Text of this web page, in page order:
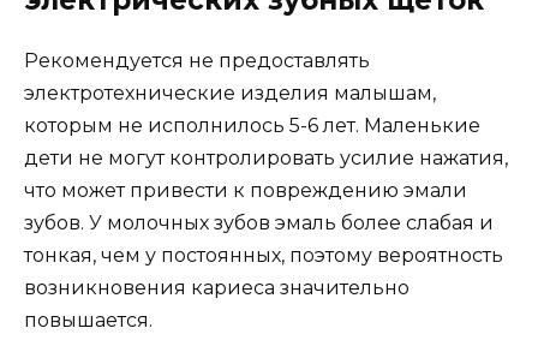
Рекомендуется не предоставлять
электротехнические изделия малышам,
которым не исполнилось 5-6 лет. Маленькие
дети не могут контролировать усилие нажатия,
что может привести к повреждению эмали
зубов. У молочных зубов эмаль более слабая и
тонкая, чем у постоянных, поэтому вероятность
возникновения кариеса значительно
повышается.